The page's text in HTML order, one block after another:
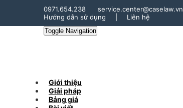
0971.654.238
service.center@caselaw.vn
Hướng dẫn sử dụng
Liên hệ
Toggle Navigation
Giới thiệu
Giải pháp
Bảng giá